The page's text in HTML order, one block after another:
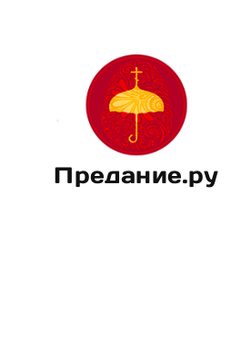
Предание.ру